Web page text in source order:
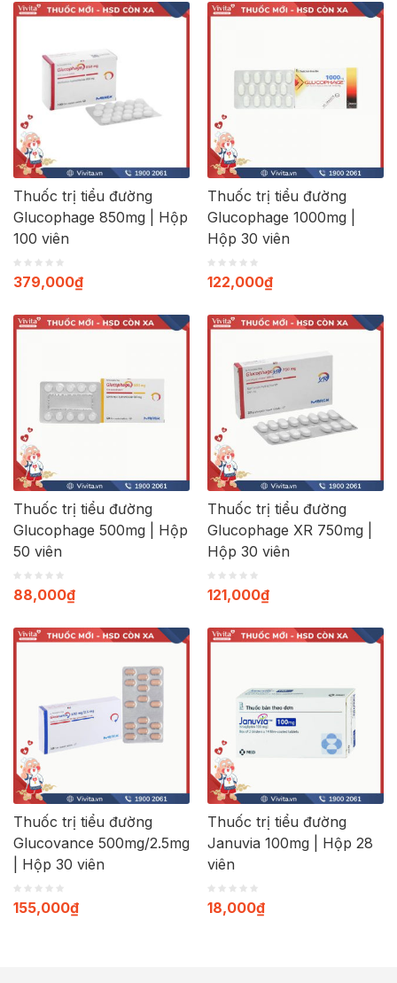
Thuốc trị tiểu đường
Glucophage 850mg | Hộp
100 viên
379,000₫
Thuốc trị tiểu đường
Glucophage 1000mg |
Hộp 30 viên
122,000₫
Thuốc trị tiểu đường
Glucophage 500mg | Hộp
50 viên
88,000₫
Thuốc trị tiểu đường
Glucophage XR 750mg |
Hộp 30 viên
121,000₫
Thuốc trị tiểu đường
Glucovance 500mg/2.5mg
| Hộp 30 viên
155,000₫
Thuốc trị tiểu đường
Januvia 100mg | Hộp 28
viên
18,000₫